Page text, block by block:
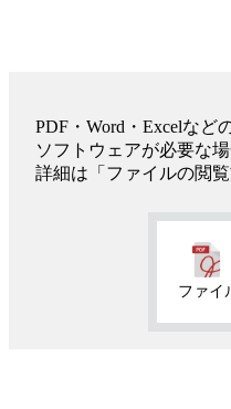
PDF・Word・Excelなど
ソフトウェアが必要な場
詳細は「ファイルの閲
ファイ